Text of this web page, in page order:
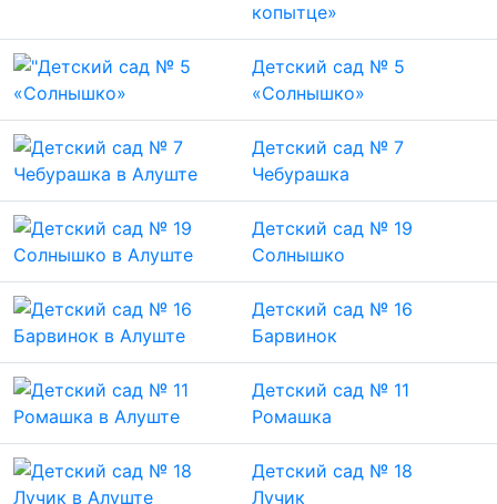
копытце»
Детский сад № 5
«Солнышко»
Детский сад № 7
Чебурашка
Детский сад № 19
Солнышко
Детский сад № 16
Барвинок
Детский сад № 11
Ромашка
Детский сад № 18
Лучик